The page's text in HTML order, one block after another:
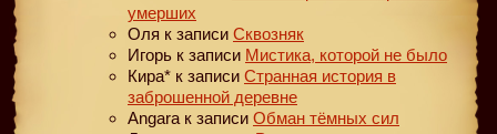
умерших
Оля к записи Сквозняк
Игорь к записи Мистика, которой не было
Кира* к записи Странная история в
заброшенной деревне
Angara к записи Обман тёмных сил